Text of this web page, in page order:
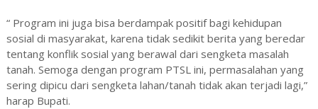
“ Program ini juga bisa berdampak positif bagi kehidupan
sosial di masyarakat, karena tidak sedikit berita yang beredar
tentang konflik sosial yang berawal dari sengketa masalah
tanah. Semoga dengan program PTSL ini, permasalahan yang
sering dipicu dari sengketa lahan/tanah tidak akan terjadi lagi,”
harap Bupati.